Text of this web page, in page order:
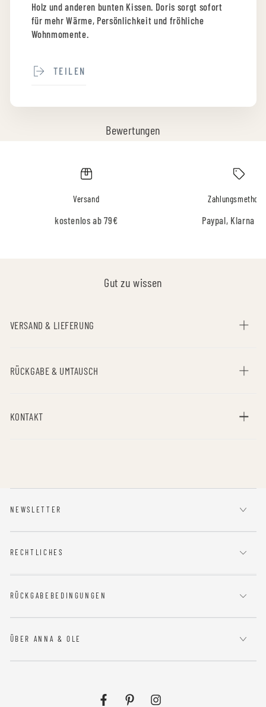
Holz und anderen bunten Kissen. Doris sorgt sofort
für mehr Wärme, Persönlichkeit und fröhliche
Wohnmomente.
TEILEN
Bewertungen
Versand
kostenlos ab 79€ Paypal, Klarna &
Gut zu wissen
VERSAND & LIEFERUNG
RÜCKGABE & UMTAUSCH
KONTAKT
NEWSLETTER
RECHTLICHES
RÜCKGABEBEDINGUNGEN
ÜBER ANNA & OLE